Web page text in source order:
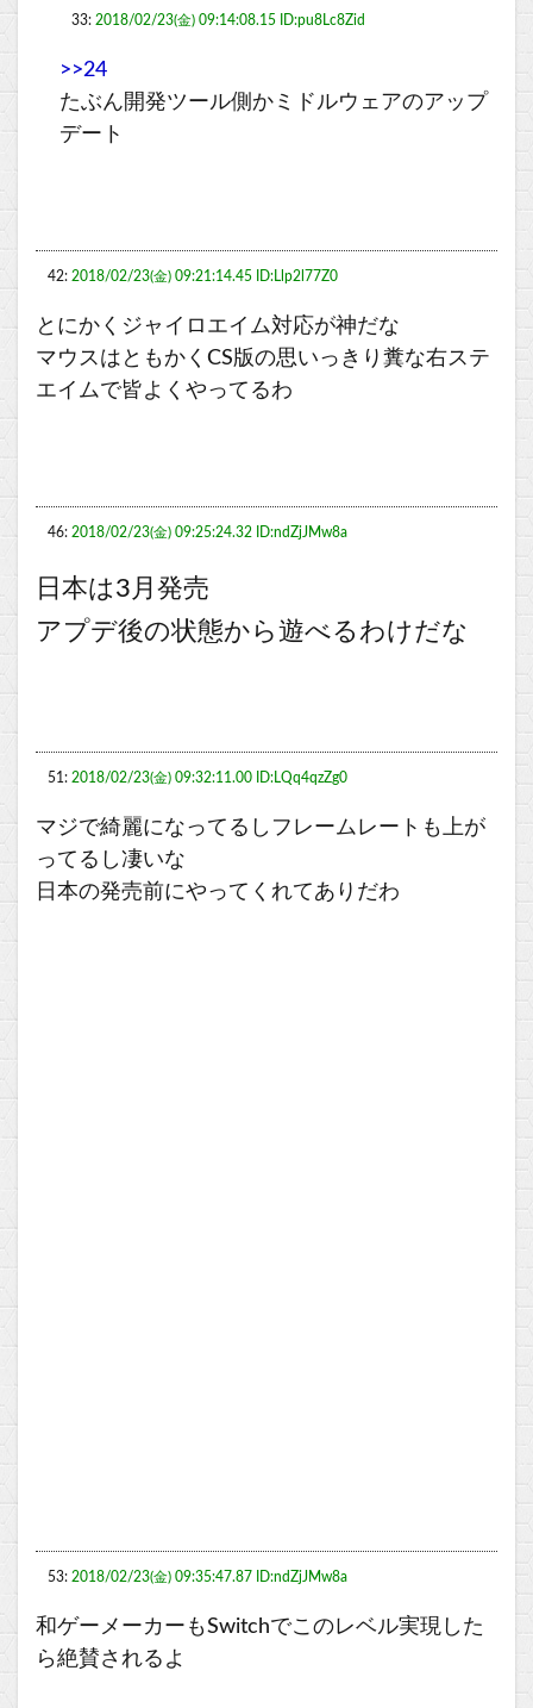
33: 2018/02/23(金) 09:14:08.15 ID:pu8Lc8Zid
>>24
たぶん開発ツール側かミドルウェアのアップ
デート
42: 2018/02/23(金) 09:21:14.45 ID:Llp2l77Z0
とにかくジャイロエイム対応が神だな
マウスはともかくCS版の思いっきり糞な右ステ
エイムで皆よくやってるわ
46: 2018/02/23(金) 09:25:24.32 ID:ndZjJMw8a
日本は3月発売
アプデ後の状態から遊べるわけだな
51: 2018/02/23(金) 09:32:11.00 ID:LQq4qzZg0
マジで綺麗になってるしフレームレートも上が
ってるし凄いな
日本の発売前にやってくれてありだわ
53: 2018/02/23(金) 09:35:47.87 ID:ndZjJMw8a
和ゲーメーカーもSwitchでこのレベル実現した
ら絶賛されるよ